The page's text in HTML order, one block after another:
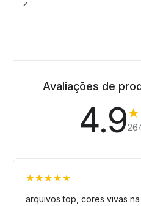
Avaliações de
4.9
★★★★★
arquivos top, cores vivas